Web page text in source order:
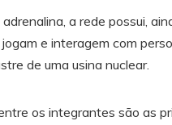
a rede possui,
e interagem com
de uma usina nuclear.
os integrantes são as